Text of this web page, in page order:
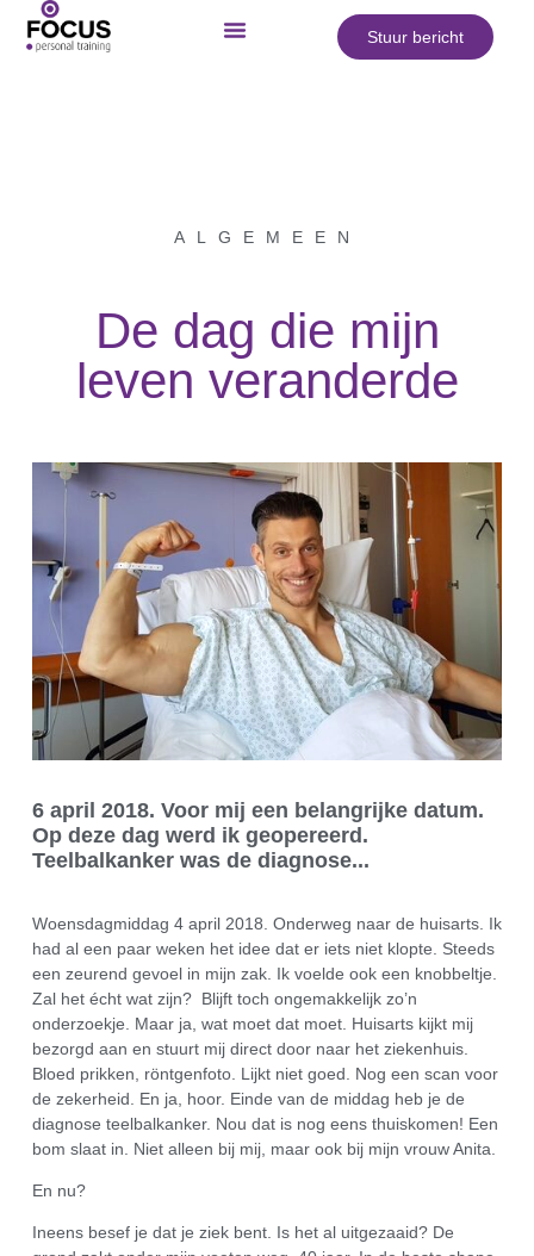
Stuur bericht
ALGEMEEN
De dag die mijn
leven veranderde
6 april 2018. Voor mij een belangrijke datum.
Op deze dag werd ik geopereerd.
Teelbalkanker was de diagnose...
Woensdagmiddag 4 april 2018. Onderweg naar de huisarts. Ik
had al een paar weken het idee dat er iets niet klopte. Steeds
een zeurend gevoel in mijn zak. Ik voelde ook een knobbeltje.
Zal het écht wat zijn? Blijft toch ongemakkelijk zo’n
onderzoekje. Maar ja, wat moet dat moet. Huisarts kijkt mij
bezorgd aan en stuurt mij direct door naar het ziekenhuis.
Bloed prikken, röntgenfoto. Lijkt niet goed. Nog een scan voor
de zekerheid. En ja, hoor. Einde van de middag heb je de
diagnose teelbalkanker. Nou dat is nog eens thuiskomen! Een
bom slaat in. Niet alleen bij mij, maar ook bij mijn vrouw Anita.
En nu?
Ineens besef je dat je ziek bent. Is het al uitgezaaid? De